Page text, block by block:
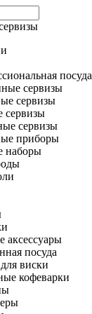
посуда
сервизы
сервизы
сервизы
сервизы
приборы
наборы
аксессуары
посуда
виски
кофеварки